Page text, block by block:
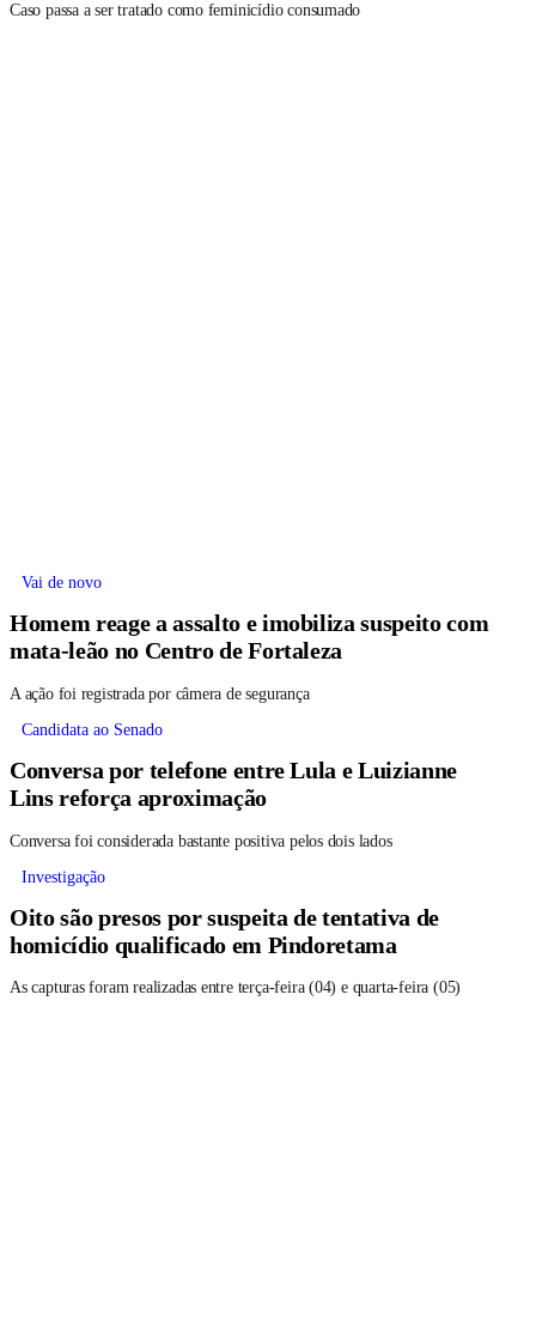
Caso passa a ser tratado como feminicídio consumado
Vai de novo
Homem reage a assalto e imobiliza suspeito com
mata-leão no Centro de Fortaleza
A ação foi registrada por câmera de segurança
Candidata ao Senado
Conversa por telefone entre Lula e Luizianne
Lins reforça aproximação
Conversa foi considerada bastante positiva pelos dois lados
Investigação
Oito são presos por suspeita de tentativa de
homicídio qualificado em Pindoretama
As capturas foram realizadas entre terça-feira (04) e quarta-feira (05)